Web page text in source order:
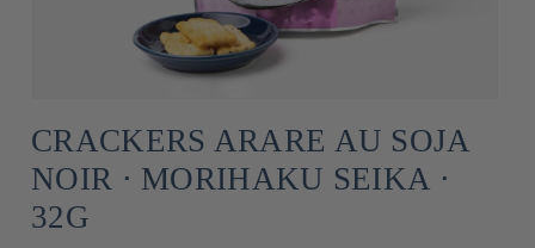
CRACKERS ARARE AU SOJA
NOIR ⋅ MORIHAKU SEIKA ⋅
32G